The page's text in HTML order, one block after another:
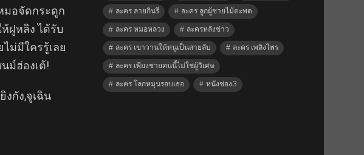
มอจัดกระดูก
ฝูหลิง ได้รับ
ม่มีใครรู้เลย
ม์ฮ่องเต้!
งกัง,จูเฉิน
ละคร ลายกินรี ละคร ลูกผู้ชายไม้ตะพด
ละคร หมอหลวง ละครหลังข่าว
ละคร เขาวานให้หนูเป็นสายลับ ละคร เพลิงไพร
ละคร เพียงชายคนนี้ไม่ใช่ผู้วิเศษ
ละคร โลกหมุนรอบเธอ หนังช่อง3